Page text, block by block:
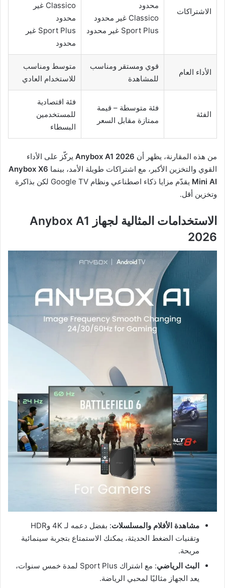
الاشتراكات
محدود
Classico غير محدود
Sport Plus غير محدود
Classico غير
محدود
Sport Plus غير
محدود
الأداء العام
قوي ومستقر ومناسب
للمشاهدة
متوسط ومناسب
للاستخدام العادي
الفئة
فئة متوسطة – قيمة
ممتازة مقابل السعر
فئة اقتصادية
للمستخدمين
البسطاء
من هذه المقارنة، يظهر أن Anybox A1 2026 يركّز على الأداء
القوي والتخزين الأكبر، مع اشتراكات طويلة الأمد، بينما Anybox X6
Mini AI
يقدّم مزايا ذكاء اصطناعي ونظام Google TV لكن بذاكرة
وتخزين أقل.
الاستخدامات المثالية لجهاز Anybox A1
2026
مشاهدة الأفلام والمسلسلات
: بفضل دعمه لـ 4K وHDR
وتقنيات الضغط الحديثة، يمكنك الاستمتاع بتجربة سينمائية
مريحة.
البث الرياضي
: مع اشتراك Sport Plus لمدة خمس سنوات،
يعد الجهاز مثاليًا لمحبي الرياضة.